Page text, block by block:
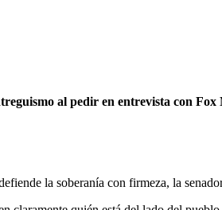
al pedir en entrevista con Fox
la soberanía con firmeza, la